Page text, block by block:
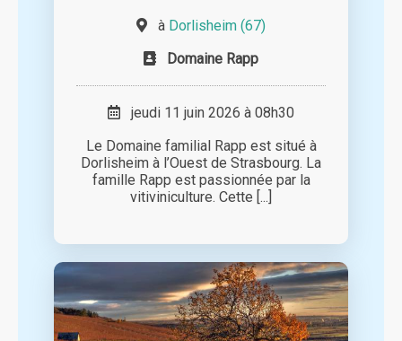
à Dorlisheim (67)
Domaine Rapp
jeudi 11 juin 2026 à 08h30
Le Domaine familial Rapp est situé à
Dorlisheim à l’Ouest de Strasbourg. La
famille Rapp est passionnée par la
vitiviniculture. Cette [...]